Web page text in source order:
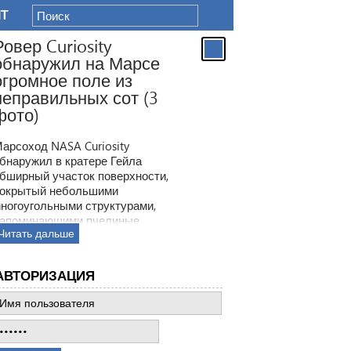
Curiosity
на Марсе
поле из
сот (3
NASA Curiosity
в кратере Гейла
участок поверхности,
небольшими
структурами,
пчелиные
Ранее ровер находил
все предыдущее такие
дальше